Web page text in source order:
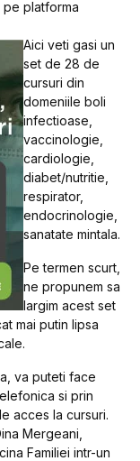
pe platforma
Aici veti gasi un
set de 28 de
cursuri din
domeniile boli
infectioase,
vaccinologie,
cardiologie,
diabet/nutritie,
respirator,
endocrinologie,
sanatate mintala.
Pe termen scurt,
ne propunem sa
largim acest set
mai putin lipsa
va puteti face
si prin
acces la cursuri.
Mergeani,
Familiei intr-un